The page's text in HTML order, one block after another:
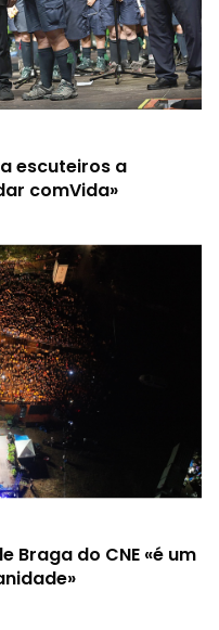
escuteiros a
comVida»
Braga do CNE «é um